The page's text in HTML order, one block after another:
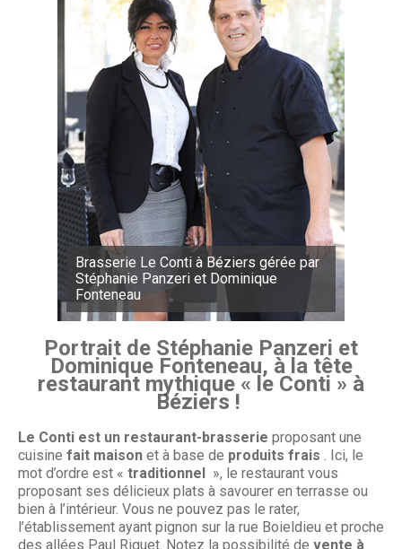
Brasserie Le Conti à Béziers gérée par
Stéphanie Panzeri et Dominique
Fonteneau
Portrait de Stéphanie Panzeri et
Dominique Fonteneau, à la tête
restaurant mythique « le Conti » à
Béziers !
Le Conti est un restaurant-brasserie proposant une
cuisine fait maison et à base de produits frais . Ici, le
mot d’ordre est « traditionnel », le restaurant vous
proposant ses délicieux plats à savourer en terrasse ou
bien à l’intérieur. Vous ne pouvez pas le rater,
l’établissement ayant pignon sur la rue Boieldieu et proche
des allées Paul Riquet. Notez la possibilité de vente à